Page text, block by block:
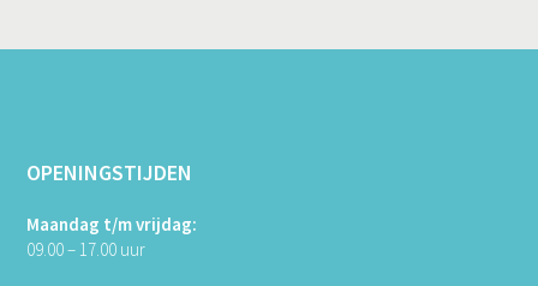
OPENINGSTIJDEN
Maandag t/m vrijdag:
09.00 – 17.00 uur